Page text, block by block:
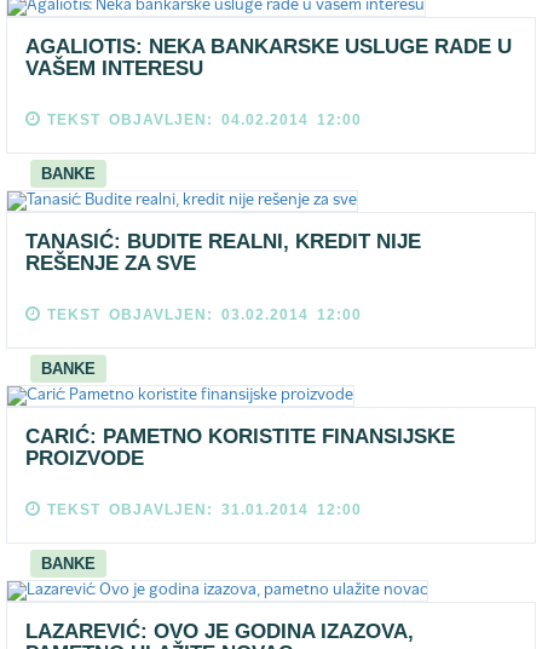
AGALIOTIS: NEKA BANKARSKE USLUGE RADE U
VAŠEM INTERESU
TEKST OBJAVLJEN: 04.02.2014 12:00
BANKE
TANASIĆ: BUDITE REALNI, KREDIT NIJE
REŠENJE ZA SVE
TEKST OBJAVLJEN: 03.02.2014 12:00
BANKE
CARIĆ: PAMETNO KORISTITE FINANSIJSKE
PROIZVODE
TEKST OBJAVLJEN: 31.01.2014 12:00
BANKE
LAZAREVIĆ: OVO JE GODINA IZAZOVA,